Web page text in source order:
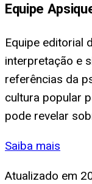
Equipe
Equipe editorial
interpretação e
referências da
cultura popular
pode revelar
Saiba mais
Atualizado em